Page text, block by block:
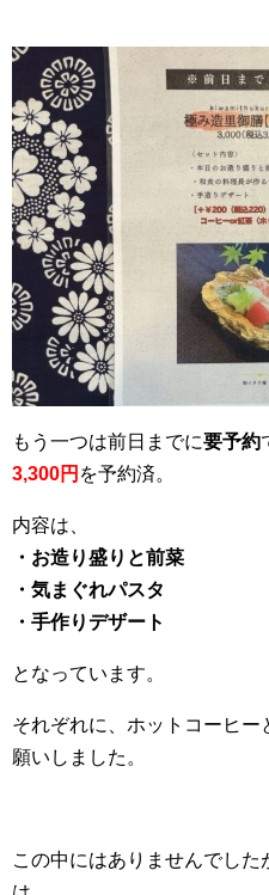
もう一つは前日までに要予約
3,300円 を予約済。
内容は、
・お造り盛りと前菜
・気まぐれパスタ
・手作りデザート
となっています。
それぞれに、ホットコーヒ
願いしました。
この中にはありませんでし